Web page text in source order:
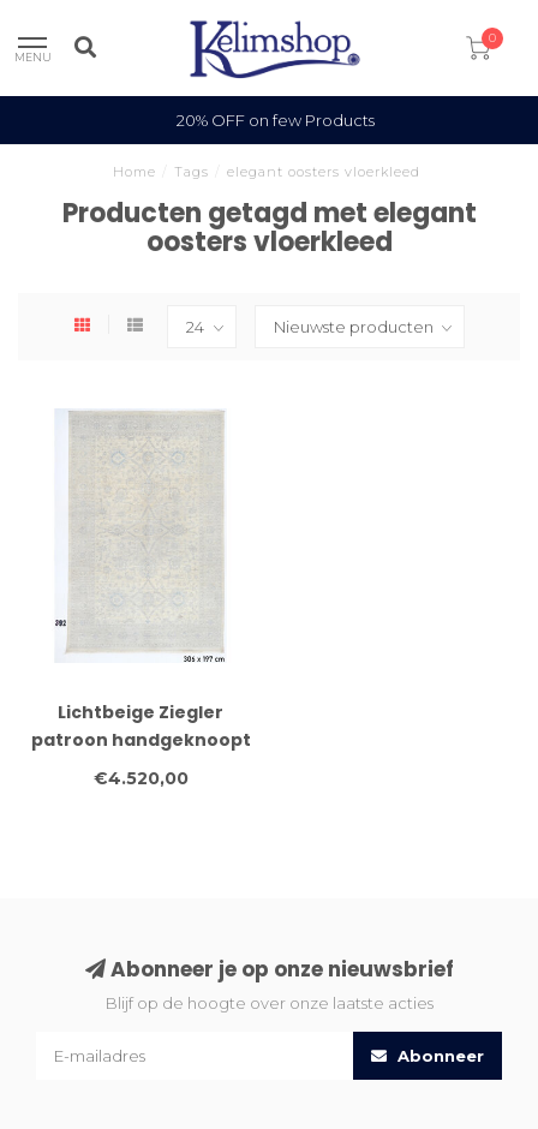
MENU
0
20% OFF on few Products
Home Tags elegant oosters vloerkleed
Producten getagd met elegant
oosters vloerkleed
Lichtbeige Ziegler
patroon handgeknoopt
wollen vloerkleed – 306
€4.520,00
Abonneer je op onze nieuwsbrief
Blijf op de hoogte over onze laatste acties
Abonneer